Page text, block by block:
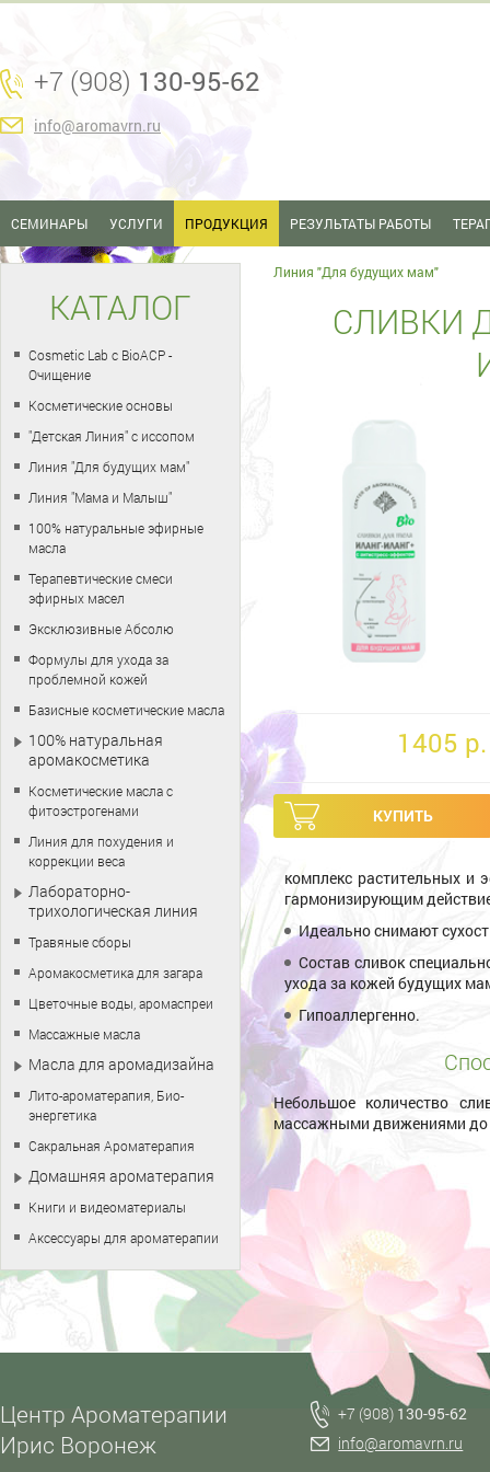
+7 (908) 130-95-62
info@aromavrn.ru
СЕМИНАРЫ УСЛУГИ ПРОДУКЦИЯ РЕЗУЛЬТАТЫ РАБОТЫ
Линия "Для будущих мам"
СЛИВКИ
1405 p.
комплекс растительных и
гармонизирующим
Идеально снимают
Состав сливок
ухода за кожей будущих
Гипоаллергенно.
Небольшое количество
массажными движениями до
КАТАЛОГ
Cosmetic Lab с BioACP -
Очищение
Косметические основы
"Детская Линия" с иссопом
Линия "Для будущих мам"
Линия "Мама и Малыш"
100% натуральные эфирные
масла
Терапевтические смеси
эфирных масел
Эксклюзивные Абсолю
Формулы для ухода за
проблемной кожей
Базисные косметические масла
100% натуральная
аромакосметика
Косметические масла с
фитоэстрогенами
Линия для похудения и
коррекции веса
Лабораторно-
трихологическая линия
Травяные сборы
Аромакосметика для загара
Цветочные воды, аромаспреи
Массажные масла
Масла для аромадизайна
Лито-ароматерапия, Био-
энергетика
Сакральная Ароматерапия
Домашняя ароматерапия
Книги и видеоматериалы
Аксессуары для ароматерапии
Центр Ароматерапии
Ирис Воронеж
+7 (908) 130-95-62
info@aromavrn.ru